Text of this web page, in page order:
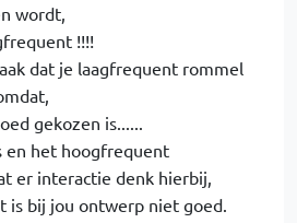
wordt,
!!!!
dat je laagfrequent rommel
gekozen is......
en het hoogfrequent
er interactie denk hierbij,
is bij jou ontwerp niet goed.